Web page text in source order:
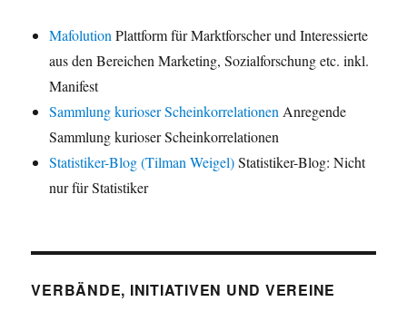
Mafolution Plattform für Marktforscher und Interessierte
aus den Bereichen Marketing, Sozialforschung etc. inkl.
Manifest
Sammlung kurioser Scheinkorrelationen Anregende
Sammlung kurioser Scheinkorrelationen
Statistiker-Blog (Tilman Weigel)Statistiker-Blog: Nicht
nur für Statistiker
VERBÄNDE, INITIATIVEN UND VEREINE